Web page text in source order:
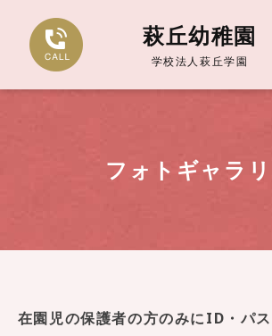
萩丘幼稚園
学校法人萩丘学園
フォトギャラ
在園児の保護者の方のみにID・パ